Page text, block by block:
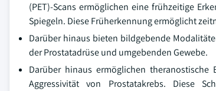
(PET)-Scans ermöglichen eine frühzeitige
Spiegeln. Diese Früherkennung ermöglicht
Darüber hinaus bieten bildgebende
der Prostatadrüse und umgebenden Gewebe.
Darüber hinaus ermöglichen
Aggressivität von Prostatakrebs. Diese